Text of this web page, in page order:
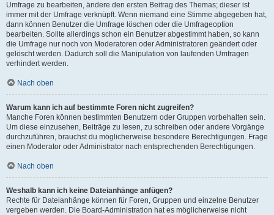
Umfrage zu bearbeiten, ändere den ersten Beitrag des Themas; dieser ist
immer mit der Umfrage verknüpft. Wenn niemand eine Stimme abgegeben hat,
dann können Benutzer die Umfrage löschen oder die Umfrageoption
bearbeiten. Sollte allerdings schon ein Benutzer abgestimmt haben, so kann
die Umfrage nur noch von Moderatoren oder Administratoren geändert oder
gelöscht werden. Dadurch soll die Manipulation von laufenden Umfragen
verhindert werden.
Nach oben
Warum kann ich auf bestimmte Foren nicht zugreifen?
Manche Foren können bestimmten Benutzern oder Gruppen vorbehalten sein.
Um diese einzusehen, Beiträge zu lesen, zu schreiben oder andere Vorgänge
durchzuführen, brauchst du möglicherweise besondere Berechtigungen. Frage
einen Moderator oder Administrator nach entsprechenden Berechtigungen.
Nach oben
Weshalb kann ich keine Dateianhänge anfügen?
Rechte für Dateianhänge können für Foren, Gruppen und einzelne Benutzer
vergeben werden. Die Board-Administration hat es möglicherweise nicht